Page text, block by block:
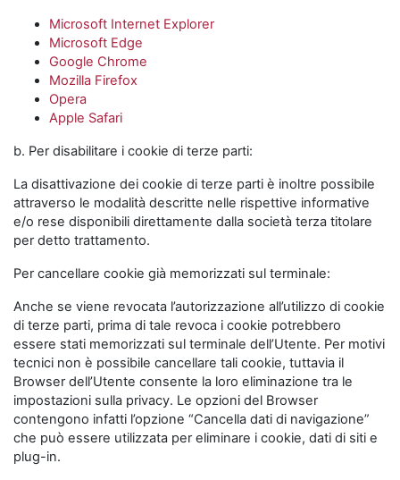
Microsoft Internet Explorer
Microsoft Edge
Google Chrome
Mozilla Firefox
Opera
Apple Safari
b. Per disabilitare i cookie di terze parti:
La disattivazione dei cookie di terze parti è inoltre possibile
attraverso le modalità descritte nelle rispettive informative
e/o rese disponibili direttamente dalla società terza titolare
per detto trattamento.
Per cancellare cookie già memorizzati sul terminale:
Anche se viene revocata l’autorizzazione all’utilizzo di cookie
di terze parti, prima di tale revoca i cookie potrebbero
essere stati memorizzati sul terminale dell’Utente. Per motivi
tecnici non è possibile cancellare tali cookie, tuttavia il
Browser dell’Utente consente la loro eliminazione tra le
impostazioni sulla privacy. Le opzioni del Browser
contengono infatti l’opzione “Cancella dati di navigazione”
che può essere utilizzata per eliminare i cookie, dati di siti e
plug-in.